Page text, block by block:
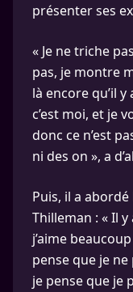
présenter ses
« Je ne triche
pas, je montre
là encore qu’il
c’est moi, et je
donc ce n’est
ni des on », a
Puis, il a
Thilleman : « Il
j’aime
pense que je
je pense que je